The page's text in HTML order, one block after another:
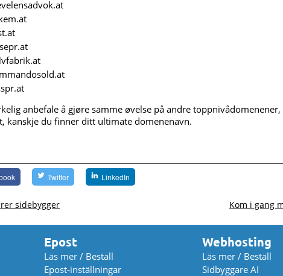
anbefale å gjøre samme øvelse på andre
kanskje du finner ditt ultimate domenenavn.
Twitter LinkedIn
sidebygger Kom i gang
Epost
Läs mer / Beställ
Epost-inställningar
Webhosting
Läs mer / Beställ
Sidbyggare AI